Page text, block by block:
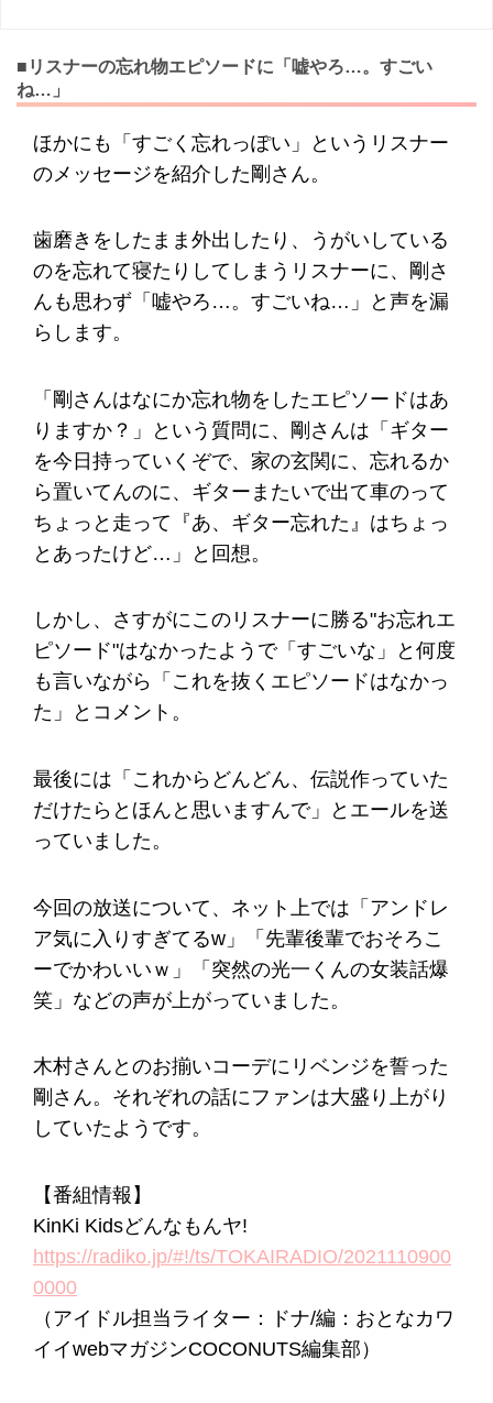
■リスナーの忘れ物エピソードに「嘘やろ…。すごい
ね…」
ほかにも「すごく忘れっぽい」というリスナー
のメッセージを紹介した剛さん。
歯磨きをしたまま外出したり、うがいしている
のを忘れて寝たりしてしまうリスナーに、剛さ
んも思わず「嘘やろ…。すごいね…」と声を漏
らします。
「剛さんはなにか忘れ物をしたエピソードはあ
りますか？」という質問に、剛さんは「ギター
を今日持っていくぞで、家の玄関に、忘れるか
ら置いてんのに、ギターまたいで出て車のって
ちょっと走って『あ、ギター忘れた』はちょっ
とあったけど…」と回想。
しかし、さすがにこのリスナーに勝る"お忘れエ
ピソード"はなかったようで「すごいな」と何度
も言いながら「これを抜くエピソードはなかっ
た」とコメント。
最後には「これからどんどん、伝説作っていた
だけたらとほんと思いますんで」とエールを送
っていました。
今回の放送について、ネット上では「アンドレ
ア気に入りすぎてるw」「先輩後輩でおそろこ
ーでかわいいｗ」「突然の光一くんの女装話爆
笑」などの声が上がっていました。
木村さんとのお揃いコーデにリベンジを誓った
剛さん。それぞれの話にファンは大盛り上がり
していたようです。
【番組情報】
KinKi Kidsどんなもんヤ!
https://radiko.jp/#!/ts/TOKAIRADIO/2021110900
0000
（アイドル担当ライター：ドナ/編：おとなカワ
イイwebマガジンCOCONUTS編集部）